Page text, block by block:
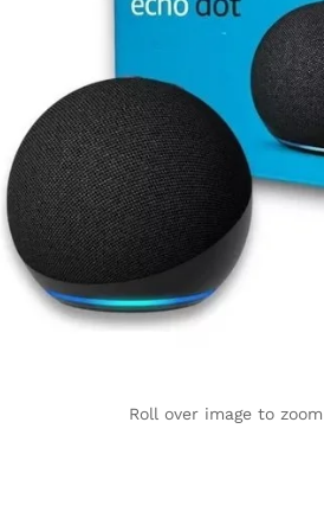
Roll over image to